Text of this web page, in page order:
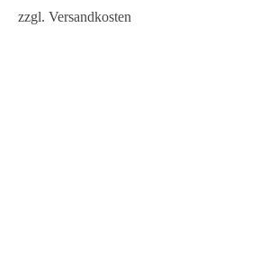
zzgl. Versandkosten